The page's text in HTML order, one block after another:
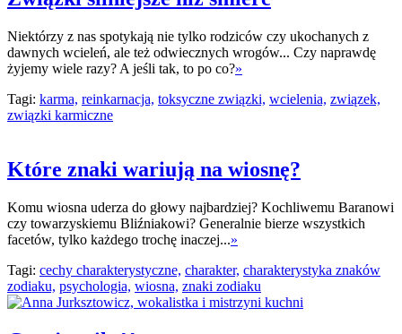
Niektórzy z nas spotykają nie tylko rodziców czy ukochanych z
dawnych wcieleń, ale też odwiecznych wrogów... Czy naprawdę
żyjemy wiele razy? A jeśli tak, to po co?»
Tagi: karma, reinkarnacja, toksyczne związki, wcielenia, związek,
związki karmiczne
Które znaki wariują na wiosnę?
Komu wiosna uderza do głowy najbardziej? Kochliwemu Baranowi
czy towarzyskiemu Bliźniakowi? Generalnie bierze wszystkich
facetów, tylko każdego trochę inaczej...»
Tagi: cechy charakterystyczne, charakter, charakterystyka znaków
zodiaku, psychologia, wiosna, znaki zodiaku